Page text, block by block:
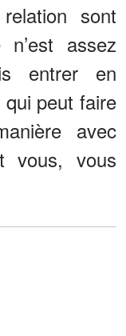
sont
assez
entrer en
peut faire
avec
vous, vous